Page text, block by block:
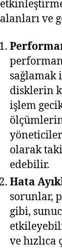
alanları ve
sağlamak
disklerin
işlem
olarak
edebilir.
Hata
sorunlar,
gibi,
ve